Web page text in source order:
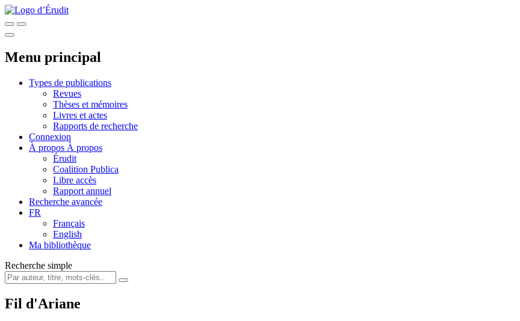
Menu principal
Types de publications
Revues
Thèses et mémoires
Livres et actes
Rapports de recherche
Connexion
À propos À propos
Érudit
Coalition Publica
Libre accès
Rapport annuel
Recherche avancée
FR
Français
English
Ma bibliothèque
Recherche simple
Fil d'Ariane